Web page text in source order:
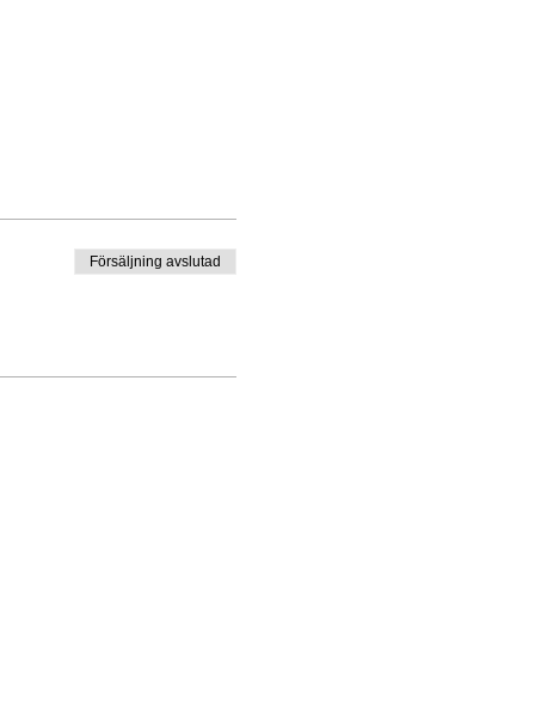
Försäljning avslutad